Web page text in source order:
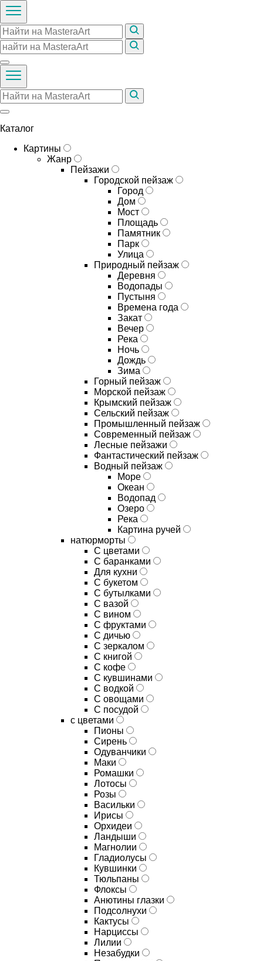
Каталог
Картины
Жанр
Пейзажи
Городской пейзаж
Город
Дом
Мост
Площадь
Памятник
Парк
Улица
Природный пейзаж
Деревня
Водопады
Пустыня
Времена года
Закат
Вечер
Река
Ночь
Дождь
Зима
Горный пейзаж
Морской пейзаж
Крымский пейзаж
Сельский пейзаж
Промышленный пейзаж
Современный пейзаж
Лесные пейзажи
Фантастический пейзаж
Водный пейзаж
Море
Океан
Водопад
Озеро
Река
Картина ручей
натюрморты
С цветами
С баранками
Для кухни
C букетом
C бутылками
C вазой
C вином
C фруктами
C дичью
C зеркалом
C книгой
C кофе
C кувшинами
C водкой
C овощами
C посудой
с цветами
Пионы
Сирень
Одуванчики
Маки
Ромашки
Лотосы
Розы
Васильки
Ирисы
Орхидеи
Ландыши
Магнолии
Гладиолусы
Кувшинки
Тюльпаны
Флоксы
Анютины глазки
Подсолнухи
Кактусы
Нарциссы
Лилии
Незабудки